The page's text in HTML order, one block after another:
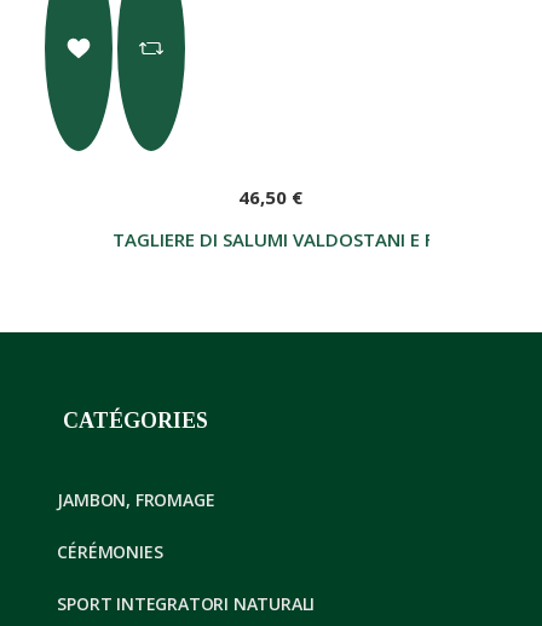
TAGLIERE DI SALUMI VALDOSTANI E FONTINA
46,50 €
CATÉGORIES
JAMBON, FROMAGE
CÉRÉMONIES
SPORT INTEGRATORI NATURALI